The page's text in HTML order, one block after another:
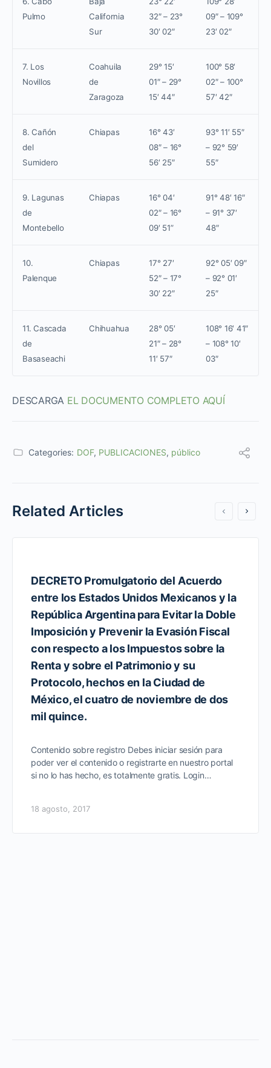
Pulmo
California
Sur
32″ – 23°
30′ 02″
09″ – 109°
23′ 02″
7. Los
Novillos
Coahuila
de
Zaragoza
29° 15′
01″ – 29°
15′ 44″
100° 58′
02″ – 100°
57′ 42″
8. Cañón
del
Sumidero
Chiapas
16° 43′
08″ – 16°
56′ 25″
93° 11′ 55″
– 92° 59′
55″
9. Lagunas
de
Montebello
Chiapas
16° 04′
02″ – 16°
09′ 51”
91° 48′ 16″
– 91° 37′
48″
10.
Palenque
Chiapas
17° 27′
52″ – 17°
30′ 22″
92° 05′ 09″
– 92° 01′
25″
11. Cascada
de
Basaseachi
Chihuahua
28° 05′
21″ – 28°
11′ 57″
108° 16′ 41″
– 108° 10′
03″
DESCARGA EL DOCUMENTO COMPLETO AQUÍ
Categories: DOF, PUBLICACIONES, público
Related Articles
DECRETO Promulgatorio del Acuerdo
entre los Estados Unidos Mexicanos y la
República Argentina para Evitar la Doble
Imposición y Prevenir la Evasión Fiscal
con respecto a los Impuestos sobre la
Renta y sobre el Patrimonio y su
Protocolo, hechos en la Ciudad de
México, el cuatro de noviembre de dos
mil quince.
Contenido sobre registro Debes iniciar sesión para
poder ver el contenido o registrarte en nuestro portal
si no lo has hecho, es totalmente gratis. Login…
18 agosto, 2017